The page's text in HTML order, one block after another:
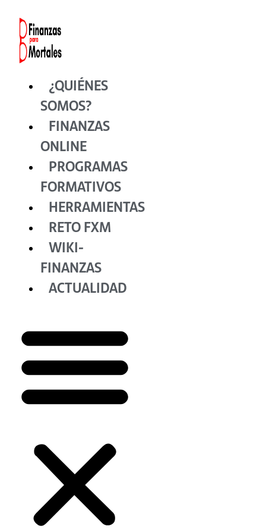
contenido
¿QUIÉNES
SOMOS?
FINANZAS
ONLINE
PROGRAMAS
FORMATIVOS
HERRAMIENTAS
RETO FXM
WIKI-
FINANZAS
ACTUALIDAD